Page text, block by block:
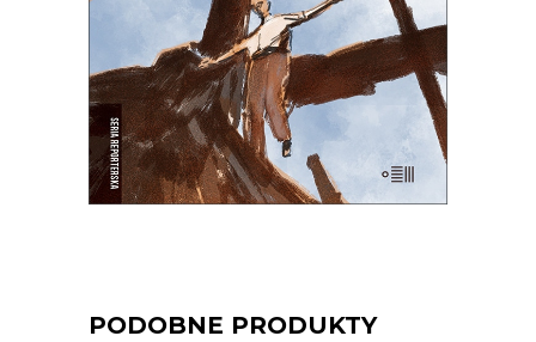
E-BOOK DO KOSZYKA
50.00zł 25.00zł
PODOBNE PRODUKTY